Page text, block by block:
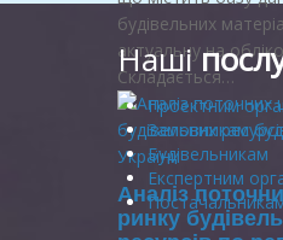
будівельних
актуальну на
Складається…
Аналіз
ринку
Наші
Проектним
Замовникам
Будівельникам
Експертним